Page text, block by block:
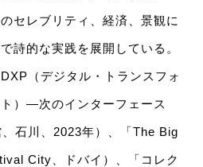
セレブリティ、経済、景観に
詩的な実践を展開している。
（デジタル・トランスフォ
）―次のインターフェース
石川、2023年）、「The Big
City、ドバイ）、「コレク